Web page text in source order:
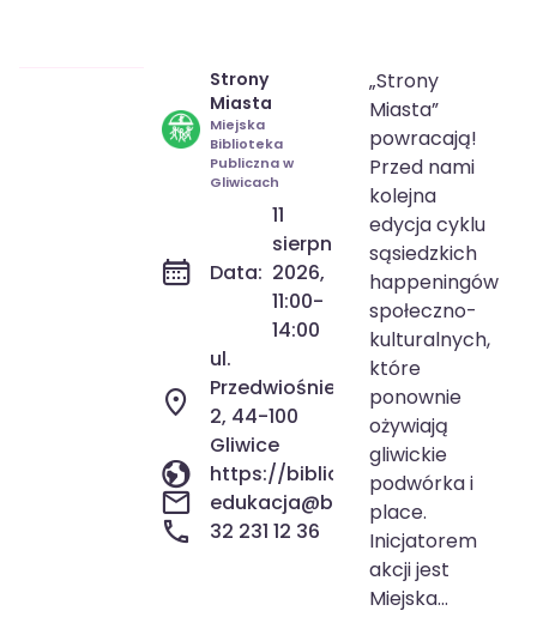
11:00-14:00
Strony
Miasta
Miejska
Biblioteka
Publiczna w
Gliwicach
Data:
11
sierpnia
2026,
11:00-
14:00
ul.
Przedwiośnie
2, 44-100
Gliwice
https://biblioteka.gliwice.pl/
edukacja@biblioteka.gliwice.pl
32 231 12 36
„Strony
Miasta”
powracają!
Przed nami
kolejna
edycja cyklu
sąsiedzkich
happeningów
społeczno-
kulturalnych,
które
ponownie
ożywiają
gliwickie
podwórka i
place.
Inicjatorem
akcji jest
Miejska...